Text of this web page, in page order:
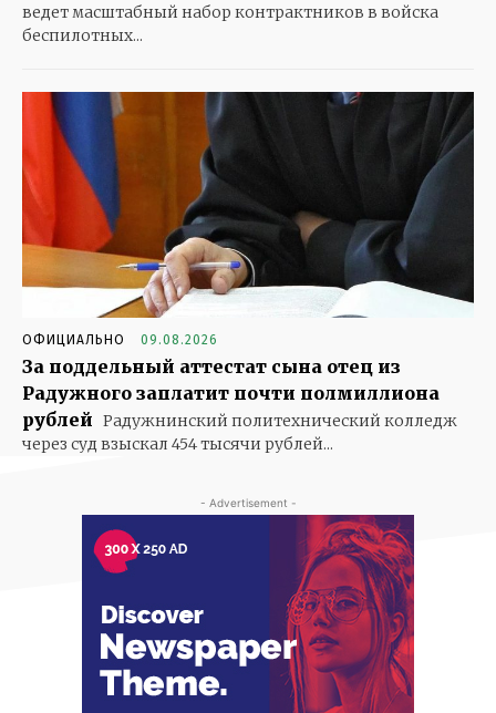
ведет масштабный набор контрактников в войска
беспилотных...
ОФИЦИАЛЬНО 09.08.2026
За поддельный аттестат сына отец из
Радужного заплатит почти полмиллиона
рублей Радужнинский политехнический колледж
через суд взыскал 454 тысячи рублей...
- Advertisement -